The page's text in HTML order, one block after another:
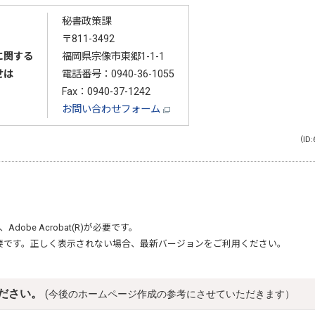
関する
は
秘書政策課
〒811-3492
福岡県宗像市東郷1-1-1
電話番号： 0940-36-1055
Fax：0940-37-1242
お問い合わせフォーム
（
Adobe Acrobat(R)が必要です。
です。正しく表示されない場合、最新バージョンをご利用ください。